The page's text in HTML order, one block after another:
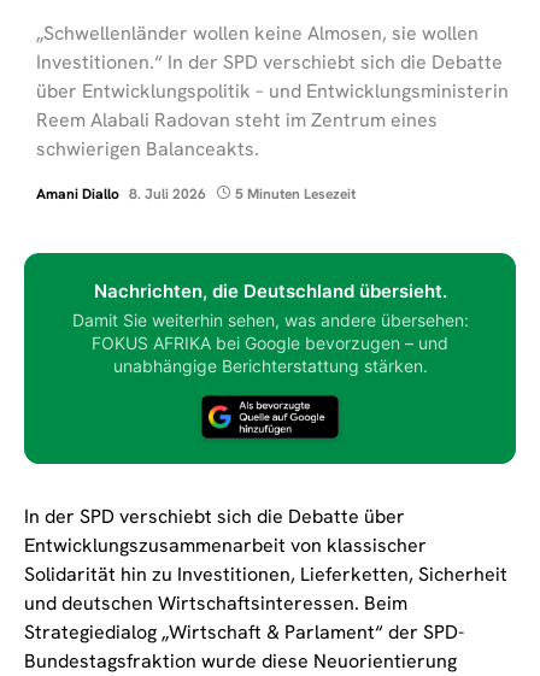
„Schwellenländer wollen keine Almosen, sie wollen
Investitionen.“ In der SPD verschiebt sich die Debatte
über Entwicklungspolitik – und Entwicklungsministerin
Reem Alabali Radovan steht im Zentrum eines
schwierigen Balanceakts.
Amani Diallo 8. Juli 2026 5 Minuten Lesezeit
Nachrichten, die Deutschland übersieht.
Damit Sie weiterhin sehen, was andere übersehen:
FOKUS AFRIKA bei Google bevorzugen – und
unabhängige Berichterstattung stärken.
In der SPD verschiebt sich die Debatte über
Entwicklungszusammenarbeit von klassischer
Solidarität hin zu Investitionen, Lieferketten, Sicherheit
und deutschen Wirtschaftsinteressen. Beim
Strategiedialog „Wirtschaft & Parlament“ der SPD-
Bundestagsfraktion wurde diese Neuorientierung